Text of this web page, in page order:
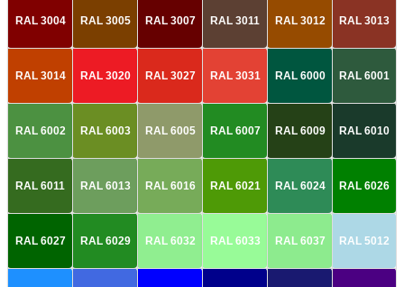
RAL 3004 RAL 3005 RAL 3007 RAL 3011 RAL 3012 RAL 3013
RAL 3014 RAL 3020 RAL 3027 RAL 3031 RAL 6000 RAL 6001
RAL 6002 RAL 6003 RAL 6005 RAL 6007 RAL 6009 RAL 6010
RAL 6011 RAL 6013 RAL 6016 RAL 6021 RAL 6024 RAL 6026
RAL 6027 RAL 6029 RAL 6032 RAL 6033 RAL 6037 RAL 5012